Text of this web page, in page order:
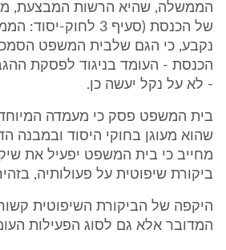
הממשלה, שהיא הרשות המבצעת,
של הכנסת (סעיף 3
נקבע, כי הגם שלבית המשפט
הכנסת - העומד בניגוד לפסקת
- לא על נקל יעשה כן.
בית המשפט פסק כי מעמדה
שהוא מעוגן בחוקי היסוד ובמבנה
מחייב כי בית המשפט יפעיל את
ביקורת שיפוטית על פעולותיה,
היקפה של הביקורת השיפוטית
המדובר אלא גם לסוג הפעילות